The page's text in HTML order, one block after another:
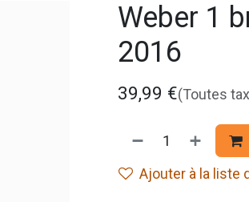
Weber 1
2016
39,99 €(Toutes
Ajouter à la liste